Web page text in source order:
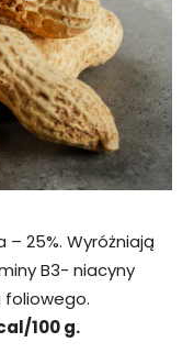
– 25%. Wyróżniają
B3- niacyny
foliowego.
100 g.